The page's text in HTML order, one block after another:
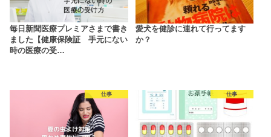
毎日新聞医療プレミアさまで書き
ました【健康保険証 手元にない
時の医療の受…
愛犬を健診に連れて行ってます
か？
仕事 仕事